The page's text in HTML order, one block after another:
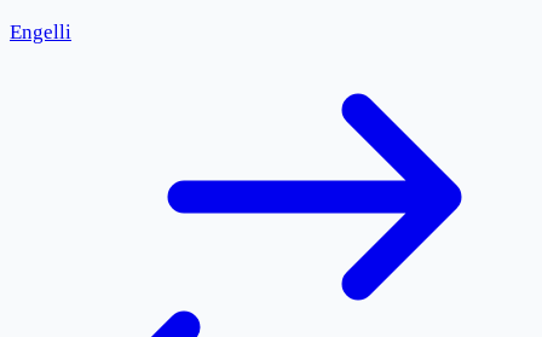
Engelli